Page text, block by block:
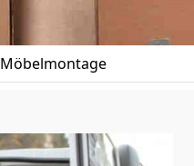
Möbelmontage